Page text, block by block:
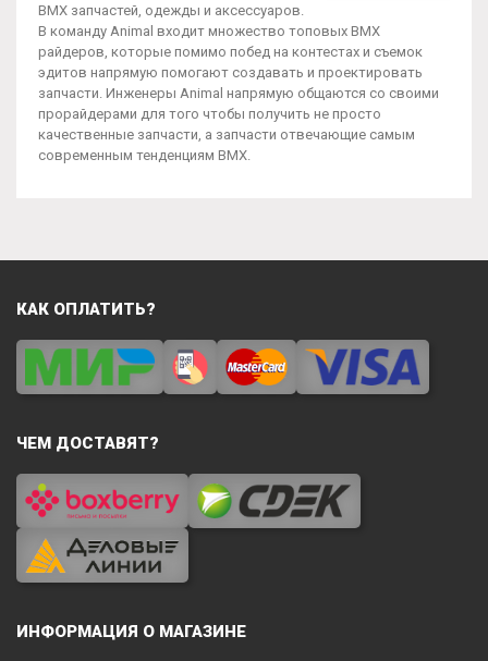
BMX запчастей, одежды и аксессуаров.
В команду Animal входит множество топовых BMX
райдеров, которые помимо побед на контестах и съемок
эдитов напрямую помогают создавать и проектировать
запчасти. Инженеры Animal напрямую общаются со своими
прорайдерами для того чтобы получить не просто
качественные запчасти, а запчасти отвечающие самым
современным тенденциям BMX.
КАК ОПЛАТИТЬ?
ЧЕМ ДОСТАВЯТ?
ИНФОРМАЦИЯ О МАГАЗИНЕ